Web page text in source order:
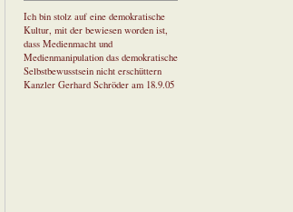
Ich bin stolz auf eine demokratische
Kultur, mit der bewiesen worden ist,
dass Medienmacht und
Medienmanipulation das demokratische
Selbstbewusstsein nicht erschüttern
Kanzler Gerhard Schröder am 18.9.05